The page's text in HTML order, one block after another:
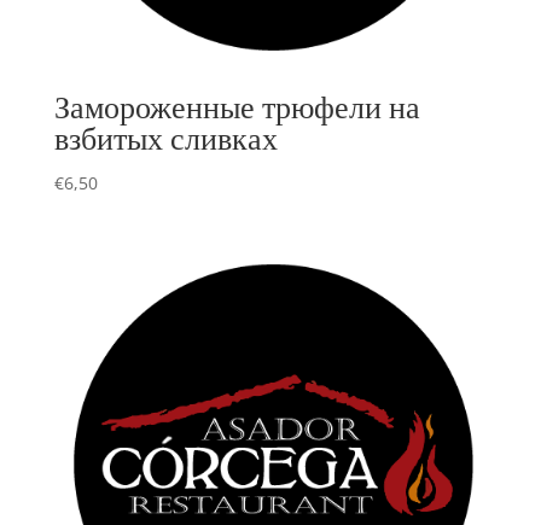
Замороженные трюфели на
взбитых сливках
€6,50